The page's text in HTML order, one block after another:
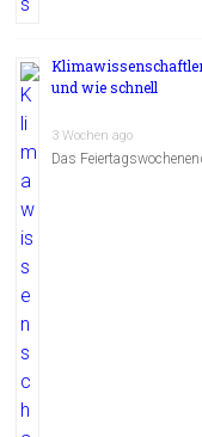
und wie schnell
3 Wochen ago
Das